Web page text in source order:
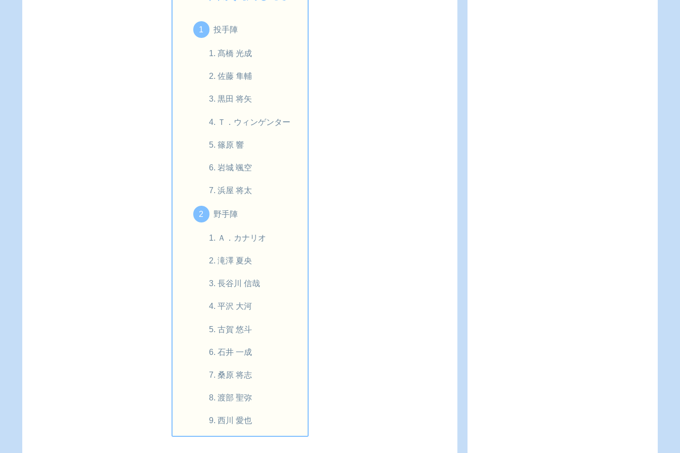
投手陣
髙橋 光成
佐藤 隼輔
黒田 将矢
Ｔ．ウィンゲンター
篠原 響
岩城 颯空
浜屋 将太
野手陣
Ａ．カナリオ
滝澤 夏央
長谷川 信哉
平沢 大河
古賀 悠斗
石井 一成
桑原 将志
渡部 聖弥
西川 愛也